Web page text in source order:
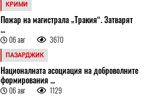
КРИМИ
Пожар на магистрала „Тракия“. Затварят
...
06 авг 3670
ПАЗАРДЖИК
Националната асоциация на доброволните
формирования ...
06 авг 1129